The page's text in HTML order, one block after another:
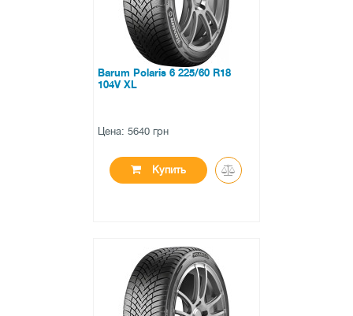
Barum Polaris 6 225/60 R18
104V XL
Цена: 5640 грн
Купить
нет в наличии
0 отзывов